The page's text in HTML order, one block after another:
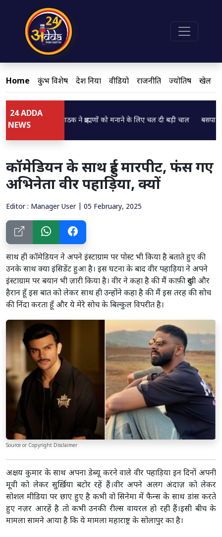
Home कुंभ विशेष देश दुनिया वीडियो राजनीति ज्योतिष खेल
24 ADDA
NEWS
CM ब्रजेश पाठक ने ब्राह्मणों को मनाने के लिए चल दी बड़ी चाल Loading...
बसपा सुप्रीमो
कॉमेडियन के साथ हुई मारपीट, फंस गए
अभिनेता वीर पहाड़िया, क्यों
Editor : Manager User | 05 February, 2025
साथ ही कॉमेडियन ने अपने इंस्टाग्राम पर पोस्ट भी किया है बताते हुए की
उनके साथ क्या इंसिडेंट हुआ है। इस घटना के बाद वीर पहाड़िया ने अपने
इंस्टाग्राम पर बयान भी ज़ारी किया है। वीर ने कहा है की मैं काफ़ी दुखी और
हैरान हूँ इस बात को लेकर साथ ही उन्होंने कहा है की मैं इस तरह की सोच
की निंदा करता हूँ और ये मेरे सोच के बिल्कुल विपरीत है।
Source or Copyright Disclaimer
अक्षय कुमार के साथ अपना डेब्यू करने वाले वीर पहाड़िया इन दिनों अपनी
मूवी को लेकर सुर्ख़िया बटोर रहें हैं।वीर अपने अलग अंदाज़ को लेकर
सोशल मीडिया पर छाए हुए है कभी वो सिनेमा में फैन्स के साथ डांस करते
हुए नज़र आरहें है तो कभी उनकी रील्स वायरल हो रही हैं।इसी बीच के
मामला सामने आया है कि ये मामला महाराष्ट्र के सोलापुर का है।